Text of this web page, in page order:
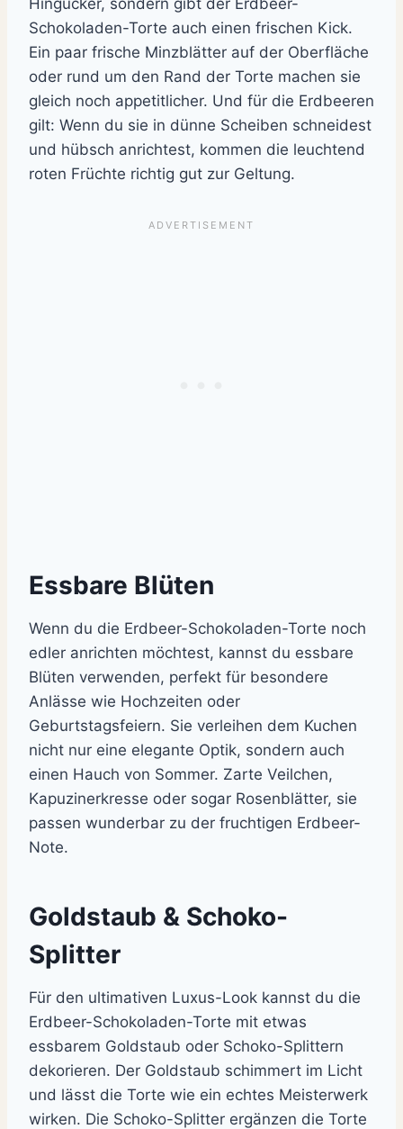
Schokoladen-Torte auch einen frischen Kick.
Ein paar frische Minzblätter auf der Oberfläche
oder rund um den Rand der Torte machen sie
gleich noch appetitlicher. Und für die Erdbeeren
gilt: Wenn du sie in dünne Scheiben schneidest
und hübsch anrichtest, kommen die leuchtend
roten Früchte richtig gut zur Geltung.
Essbare Blüten
Wenn du die Erdbeer-Schokoladen-Torte noch
edler anrichten möchtest, kannst du essbare
Blüten verwenden, perfekt für besondere
Anlässe wie Hochzeiten oder
Geburtstagsfeiern. Sie verleihen dem Kuchen
nicht nur eine elegante Optik, sondern auch
einen Hauch von Sommer. Zarte Veilchen,
Kapuzinerkresse oder sogar Rosenblätter, sie
passen wunderbar zu der fruchtigen Erdbeer-
Note.
Goldstaub & Schoko-
Splitter
Für den ultimativen Luxus-Look kannst du die
Erdbeer-Schokoladen-Torte mit etwas
essbarem Goldstaub oder Schoko-Splittern
dekorieren. Der Goldstaub schimmert im Licht
und lässt die Torte wie ein echtes Meisterwerk
wirken. Die Schoko-Splitter ergänzen die Torte